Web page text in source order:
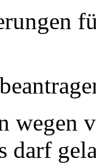
wegen
darf